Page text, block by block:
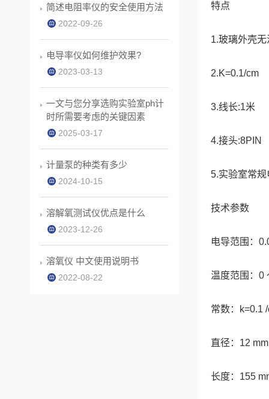
特点
1.玻璃外壳
2.K=0.1/cm
3.线长:1米
4.接头:8PIN
5.实验室常
技术参数
电导范围：
温度范围：0
常数：k=0.1
直径：12 mm
长度：155
简述电阻率仪的安全使用方法
2022-09-26
电导率仪如何维护效果?
2023-03-13
一文与您分享选购实验室ph计
时所需要考虑的关键因素
2025-03-17
计量泵的种类有多少
2024-10-15
溶解氧测试仪优点是什么
2023-12-26
溶氧仪 中文使用说明书
2022-08-22